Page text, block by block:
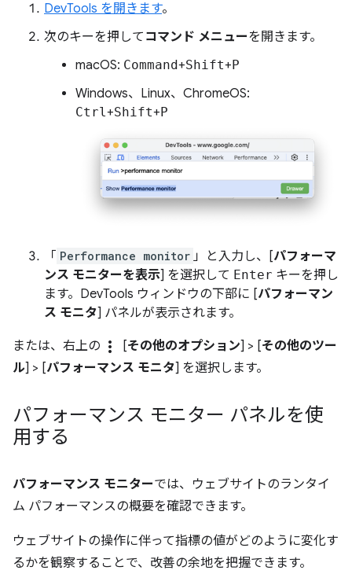
DevTools を開きます。
次のキーを押して コマンド メニューを開きます。
macOS: Command+Shift+P
Windows、Linux、ChromeOS:
Ctrl+Shift+P
「 Performance monitor 」と入力し、[パフォーマ
ンス モニターを表示] を選択して Enter キーを押し
ます。DevTools ウィンドウの下部に [パフォーマン
ス モニタ] パネルが表示されます。
または、右上の more_vert [その他のオプション] > [その他のツー
ル] > [パフォーマンス モニタ] を選択します。
パフォーマンス モニター パネルを使
用する
パフォーマンス モニターでは、ウェブサイトのランタイ
ム パフォーマンスの概要を確認できます。
ウェブサイトの操作に伴って指標の値がどのように変化す
るかを観察することで、改善の余地を把握できます。